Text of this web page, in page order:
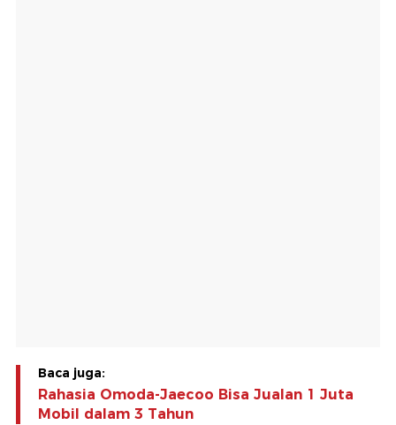
Baca juga:
Rahasia Omoda-Jaecoo Bisa Jualan 1 Juta
Mobil dalam 3 Tahun